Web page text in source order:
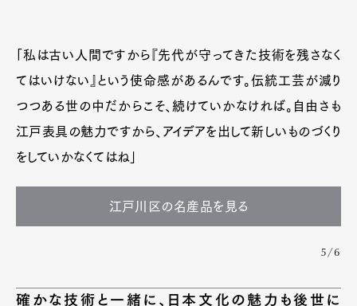
「私は古い人間ですから『先代が守ってきた技術を残さなく
てはいけない』という使命感があるんです。伝統工芸が減り
つつある世の中だからこそ、続けていかなければ。自由さも
江戸表具の魅力ですから、アイデアを出して新しいものづくり
をしていかなくてはね」
江戸川区の名産品を見る
5/6
確かな技術と一緒に、日本文化の魅力も後世に